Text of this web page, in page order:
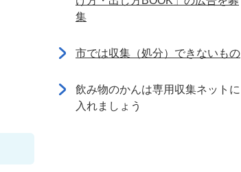
集
市では収集（処分）できないもの
飲み物のかんは専用収集ネットに
入れましょう